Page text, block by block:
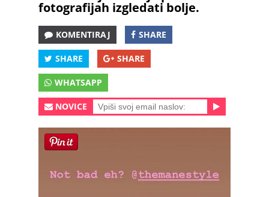
fotografijah izgledati bolje.
KOMENTIRAJ SHARE
SHARE SHARE
WHATSAPP
NOVICE